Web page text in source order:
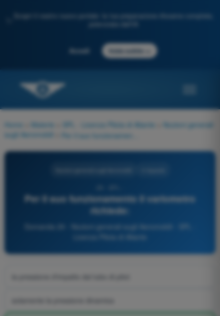
Scopri il nostro nuovo portale: la tua preparazione d'esame completa,
Accedi Inizia subito
Home Materie SPL - Licenza Pilota di Aliante
Nozioni generali
sugli Aeromobili
Per il suo funzionamento il variometro
richiede: